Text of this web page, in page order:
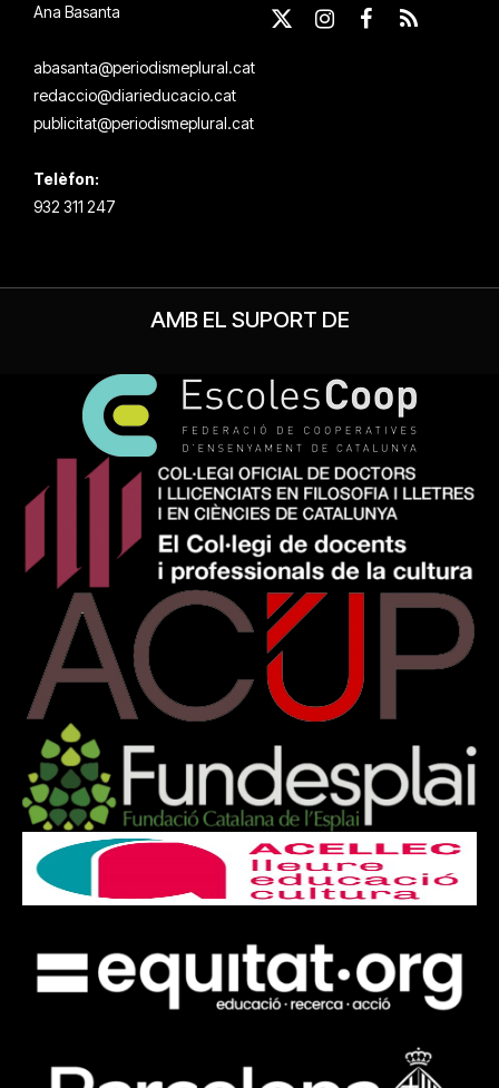
Ana Basanta
abasanta@periodismeplural.cat
redaccio@diarieducacio.cat
publicitat@periodismeplural.cat
Telèfon:
932 311 247
X
InstagramFacebook
RSS
AMB EL SUPORT DE